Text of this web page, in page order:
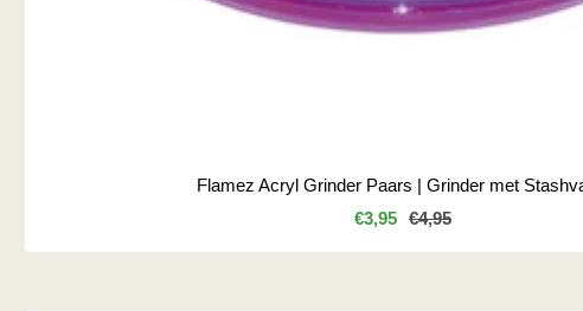
Flamez Acryl Grinder Paars | Grinder met
Kortingsprijs
€3,95 Normale
€4,95